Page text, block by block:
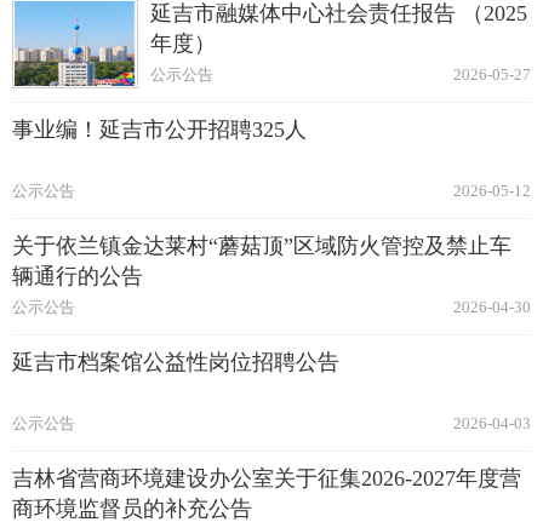
延吉市融媒体中心社会责任报告 （2025
年度）
2026-05-27
公示公告
事业编！延吉市公开招聘325人
2026-05-12
公示公告
关于依兰镇金达莱村“蘑菇顶”区域防火管控及禁止车
辆通行的公告
2026-04-30
公示公告
延吉市档案馆公益性岗位招聘公告
2026-04-03
公示公告
吉林省营商环境建设办公室关于征集2026-2027年度营
商环境监督员的补充公告